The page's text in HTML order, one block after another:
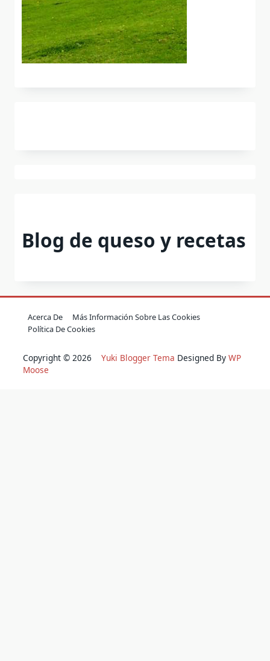
Blog de queso y recetas
Acerca De
Más Información Sobre Las Cookies
Política De Cookies
Copyright © 2026 Yuki Blogger Tema Designed By WP
Moose